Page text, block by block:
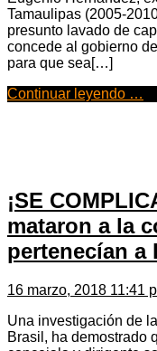
Tamaulipas (2005-
presunto lavado de
concede al gobierno
para que sea[…]
Continuar leyendo …
¡SE
mataron a la
pertenecían a
16 marzo, 2018 11:41
Una investigación de
Brasil, ha demostrado